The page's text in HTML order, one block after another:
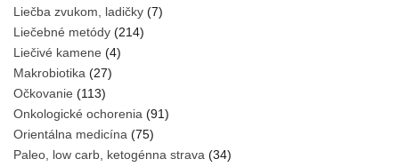
Liečba zvukom, ladičky (7)
Liečebné metódy (214)
Liečivé kamene (4)
Makrobiotika (27)
Očkovanie (113)
Onkologické ochorenia (91)
Orientálna medicína (75)
Paleo, low carb, ketogénna strava (34)